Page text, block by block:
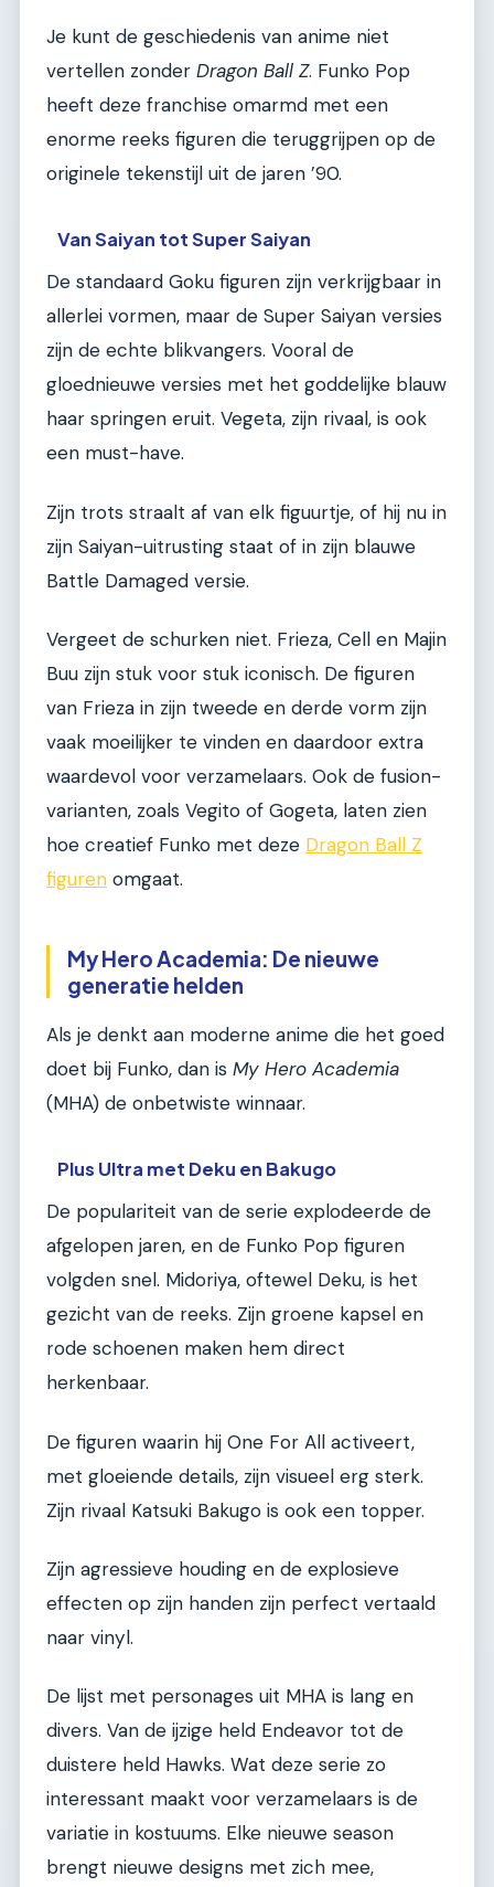
Je kunt de geschiedenis van anime niet
vertellen zonder Dragon Ball Z. Funko Pop
heeft deze franchise omarmd met een
enorme reeks figuren die teruggrijpen op de
originele tekenstijl uit de jaren ’90.
Van Saiyan tot Super Saiyan
De standaard Goku figuren zijn verkrijgbaar in
allerlei vormen, maar de Super Saiyan versies
zijn de echte blikvangers. Vooral de
gloednieuwe versies met het goddelijke blauw
haar springen eruit. Vegeta, zijn rivaal, is ook
een must-have.
Zijn trots straalt af van elk figuurtje, of hij nu in
zijn Saiyan-uitrusting staat of in zijn blauwe
Battle Damaged versie.
Vergeet de schurken niet. Frieza, Cell en Majin
Buu zijn stuk voor stuk iconisch. De figuren
van Frieza in zijn tweede en derde vorm zijn
vaak moeilijker te vinden en daardoor extra
waardevol voor verzamelaars. Ook de fusion-
varianten, zoals Vegito of Gogeta, laten zien
hoe creatief Funko met deze Dragon Ball Z
figuren omgaat.
My Hero Academia: De nieuwe
generatie helden
Als je denkt aan moderne anime die het goed
doet bij Funko, dan is My Hero Academia
(MHA) de onbetwiste winnaar.
Plus Ultra met Deku en Bakugo
De populariteit van de serie explodeerde de
afgelopen jaren, en de Funko Pop figuren
volgden snel. Midoriya, oftewel Deku, is het
gezicht van de reeks. Zijn groene kapsel en
rode schoenen maken hem direct
herkenbaar.
De figuren waarin hij One For All activeert,
met gloeiende details, zijn visueel erg sterk.
Zijn rivaal Katsuki Bakugo is ook een topper.
Zijn agressieve houding en de explosieve
effecten op zijn handen zijn perfect vertaald
naar vinyl.
De lijst met personages uit MHA is lang en
divers. Van de ijzige held Endeavor tot de
duistere held Hawks. Wat deze serie zo
interessant maakt voor verzamelaars is de
variatie in kostuums. Elke nieuwe season
brengt nieuwe designs met zich mee,